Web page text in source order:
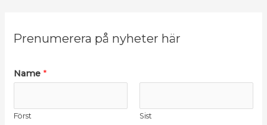
Prenumerera på nyheter här
*
N
m
Name *
Först Sist